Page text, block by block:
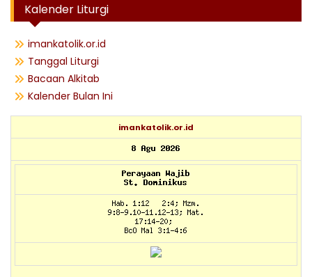
Kalender Liturgi
imankatolik.or.id
Tanggal Liturgi
Bacaan Alkitab
Kalender Bulan Ini
imankatolik.or.id